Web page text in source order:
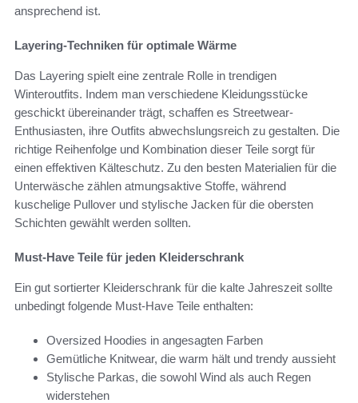
ansprechend ist.
Layering-Techniken für optimale Wärme
Das Layering spielt eine zentrale Rolle in trendigen
Winteroutfits. Indem man verschiedene Kleidungsstücke
geschickt übereinander trägt, schaffen es Streetwear-
Enthusiasten, ihre Outfits abwechslungsreich zu gestalten. Die
richtige Reihenfolge und Kombination dieser Teile sorgt für
einen effektiven Kälteschutz. Zu den besten Materialien für die
Unterwäsche zählen atmungsaktive Stoffe, während
kuschelige Pullover und stylische Jacken für die obersten
Schichten gewählt werden sollten.
Must-Have Teile für jeden Kleiderschrank
Ein gut sortierter Kleiderschrank für die kalte Jahreszeit sollte
unbedingt folgende Must-Have Teile enthalten:
Oversized Hoodies in angesagten Farben
Gemütliche Knitwear, die warm hält und trendy aussieht
Stylische Parkas, die sowohl Wind als auch Regen
widerstehen